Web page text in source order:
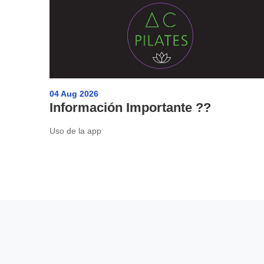
04 Aug 2026
Información Importante ??
Uso de la app